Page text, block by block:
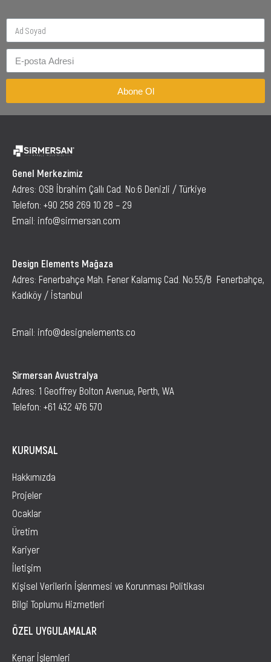
Abone Ol
Genel Merkezimiz
Adres: OSB İbrahim Çallı Cad. No:6 Denizli / Türkiye
Telefon: +90 258 269 10 28 – 29
Email: info@sirmersan.com
Design Elements Mağaza
Adres: Fenerbahçe Mah. Fener Kalamış Cad. No:55/B Fenerbahçe,
Kadıköy / İstanbul
Email: info@designelements.co
Sirmersan Avustralya
Adres: 1 Geoffrey Bolton Avenue, Perth, WA
Telefon: +61 432 476 570
KURUMSAL
Hakkımızda
Projeler
Ocaklar
Üretim
Kariyer
İletişim
Kişisel Verilerin İşlenmesi ve Korunması Politikası
Bilgi Toplumu Hizmetleri
ÖZEL UYGULAMALAR
Kenar İşlemleri